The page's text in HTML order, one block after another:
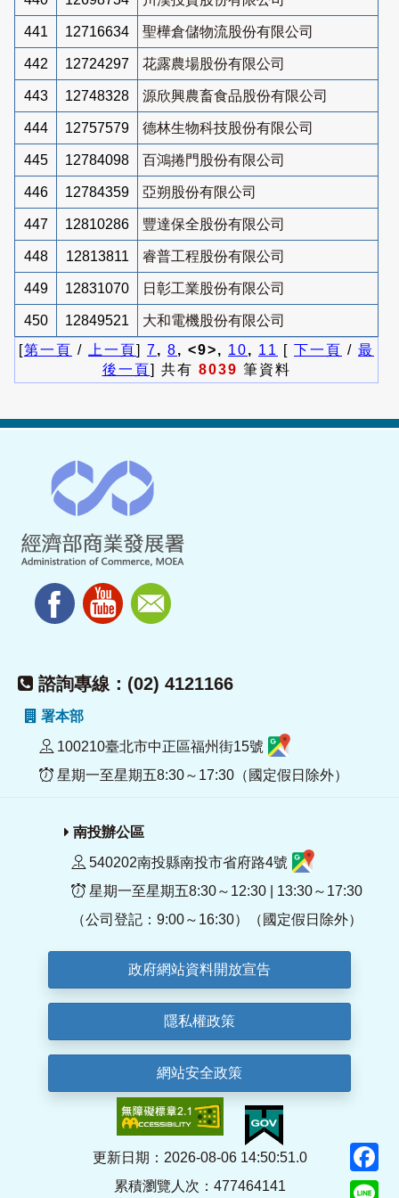
441 12716634 聖樺倉儲物流股份有限公司
442 12724297 花露農場股份有限公司
443 12748328 源欣興農畜食品股份有限公司
444 12757579 德林生物科技股份有限公司
445 12784098 百鴻捲門股份有限公司
446 12784359 亞朔股份有限公司
447 12810286 豐達保全股份有限公司
448 12813811 睿普工程股份有限公司
449 12831070 日彰工業股份有限公司
450 12849521
大和電機股份有限公司
[第一頁 / 上一頁] 7, 8, <9>, 10, 11 [ 下一頁 / 最
後一頁] 共有 8039 筆資料
諮詢專線：(02) 4121166
署本部
100210臺北市中正區福州街15號
星期一至星期五8:30～17:30（國定假日除外）
南投辦公區
540202南投縣南投市省府路4號
星期一至星期五8:30～12:30 | 13:30～17:30
（公司登記：9:00～16:30）（國定假日除外）
政府網站資料開放宣告
隱私權政策
網站安全政策
更新日期：2026-08-06 14:50:51.0
累積瀏覽人次：477464141